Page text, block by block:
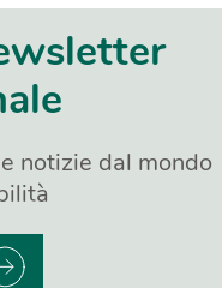
notizie dal mondo